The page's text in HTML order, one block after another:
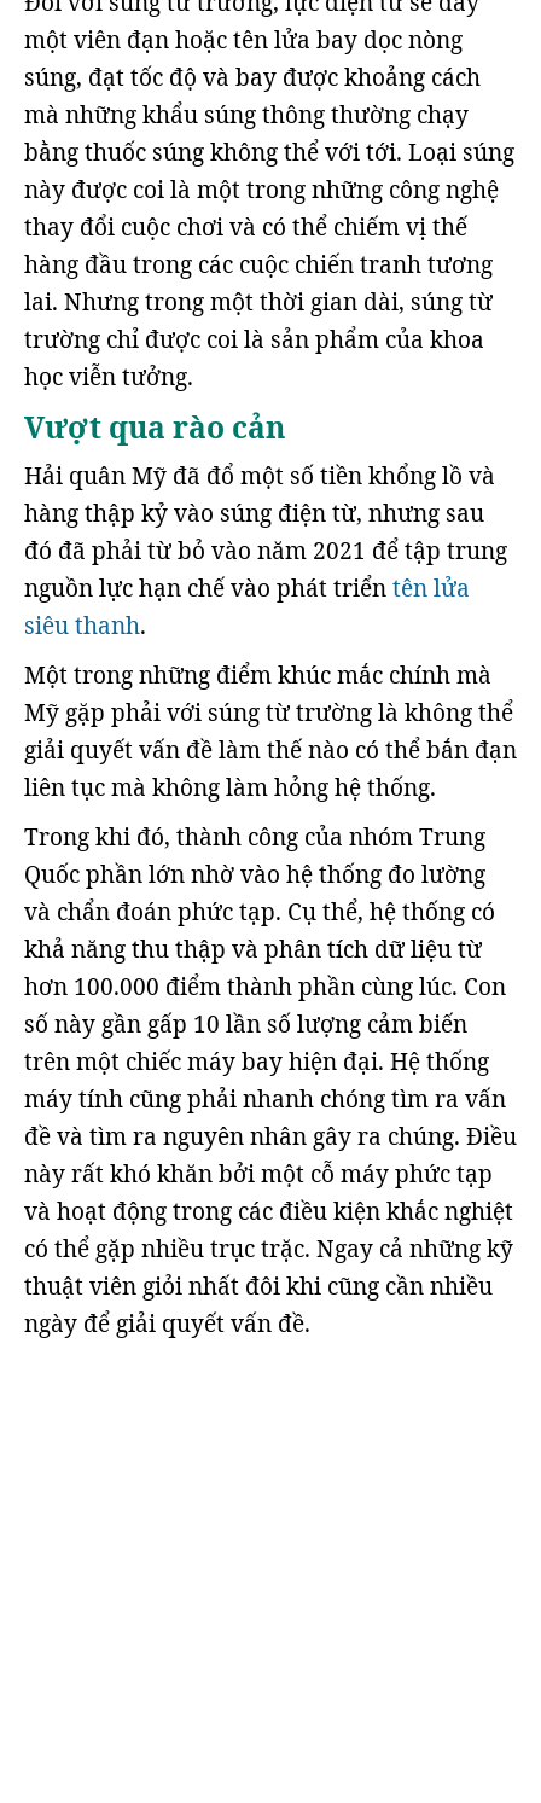
một viên đạn hoặc tên lửa bay dọc nòng
súng, đạt tốc độ và bay được khoảng cách
mà những khẩu súng thông thường chạy
bằng thuốc súng không thể với tới. Loại súng
này được coi là một trong những công nghệ
thay đổi cuộc chơi và có thể chiếm vị thế
hàng đầu trong các cuộc chiến tranh tương
lai. Nhưng trong một thời gian dài, súng từ
trường chỉ được coi là sản phẩm của khoa
học viễn tưởng.
Vượt qua rào cản
Hải quân Mỹ đã đổ một số tiền khổng lồ và
hàng thập kỷ vào súng điện từ, nhưng sau
đó đã phải từ bỏ vào năm 2021 để tập trung
nguồn lực hạn chế vào phát triểntên lửa
siêu thanh.
Một trong những điểm khúc mắc chính mà
Mỹ gặp phải với súng từ trường là không thể
giải quyết vấn đề làm thế nào có thể bắn đạn
liên tục mà không làm hỏng hệ thống.
Trong khi đó, thành công của nhóm Trung
Quốc phần lớn nhờ vào hệ thống đo lường
và chẩn đoán phức tạp. Cụ thể, hệ thống có
khả năng thu thập và phân tích dữ liệu từ
hơn 100.000 điểm thành phần cùng lúc. Con
số này gần gấp 10 lần số lượng cảm biến
trên một chiếc máy bay hiện đại. Hệ thống
máy tính cũng phải nhanh chóng tìm ra vấn
đề và tìm ra nguyên nhân gây ra chúng. Điều
này rất khó khăn bởi một cỗ máy phức tạp
và hoạt động trong các điều kiện khắc nghiệt
có thể gặp nhiều trục trặc. Ngay cả những kỹ
thuật viên giỏi nhất đôi khi cũng cần nhiều
ngày để giải quyết vấn đề.